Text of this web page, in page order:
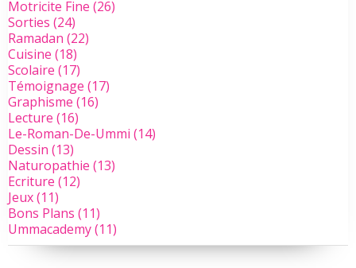
Motricite Fine (26)
Sorties (24)
Ramadan (22)
Cuisine (18)
Scolaire (17)
Témoignage (17)
Graphisme (16)
Lecture (16)
Le-Roman-De-Ummi (14)
Dessin (13)
Naturopathie (13)
Ecriture (12)
Jeux(11)
Bons Plans (11)
Ummacademy(11)